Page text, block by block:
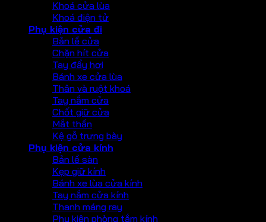
Khoá cửa lùa
Khoá điện tử
Phụ kiện cửa đi
Bản lề cửa
Chặn hít cửa
Tay đẩy hơi
Bánh xe cửa lùa
Thân và ruột khoá
Tay nắm cửa
Chốt giữ cửa
Mắt thần
Kệ gỗ trưng bày
Phụ kiện cửa kính
Bản lề sàn
Kẹp giữ kính
Bánh xe lùa cửa kính
Tay nắm cửa kính
Thanh máng ray
Phụ kiện phòng tắm kính